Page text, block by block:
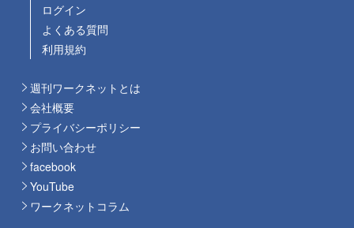
ログイン
よくある質問
利用規約
週刊ワークネットとは
会社概要
プライバシーポリシー
お問い合わせ
facebook
YouTube
ワークネットコラム